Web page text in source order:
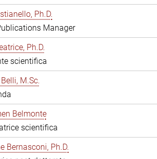
Ph.D.
Manager
Ph.D.
scientifica
M.Sc.
Belmonte
scientifica
Bernasconi, Ph.D.